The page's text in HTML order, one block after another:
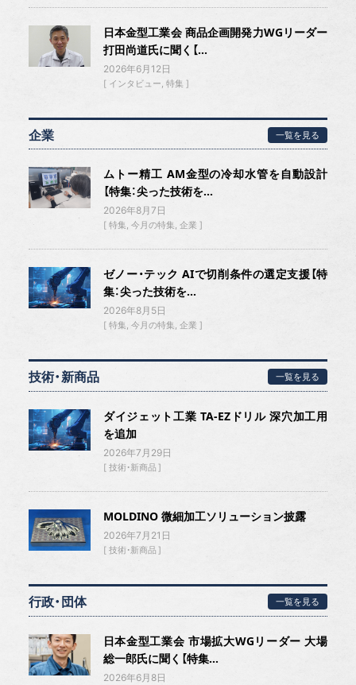
日本金型工業会 商品企画開発力WGリーダー
打田尚道氏に聞く【...
2026年6月12日
インタビュー 特集
企業 一覧を見る
ムトー精工 AM金型の冷却水管を自動設計
【特集：尖った技術を...
2026年8月7日
特集 今月の特集 企業
ゼノー・テック AIで切削条件の選定支援【特
集：尖った技術を...
2026年8月5日
特集 今月の特集 企業
技術・新商品 一覧を見る
ダイジェット工業 TA-EZドリル 深穴加工用
を追加
2026年7月29日
技術・新商品
MOLDINO 微細加工ソリューション披露
2026年7月21日
技術・新商品
行政・団体 一覧を見る
日本金型工業会 市場拡大WGリーダー 大場
総一郎氏に聞く【特集...
2026年6月8日